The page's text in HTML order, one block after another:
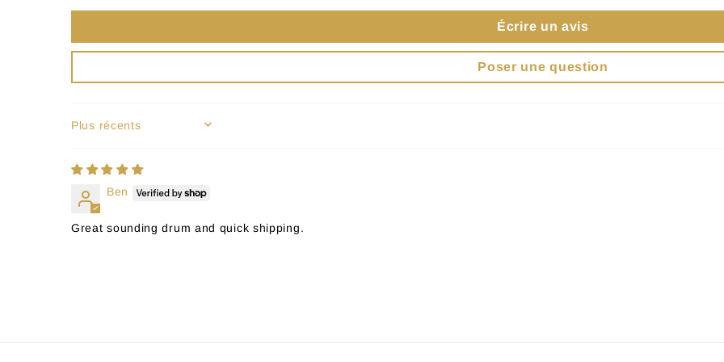
Écrire un avis
Poser une question
SORT BY
Ben
Great sounding drum and quick shipping.